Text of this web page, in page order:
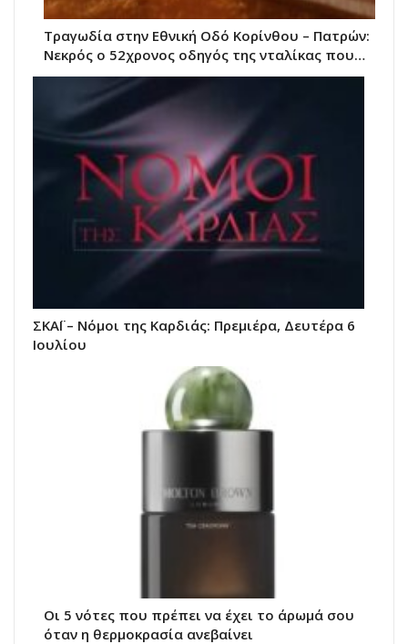
Τραγωδία στην Εθνική Οδό Κορίνθου – Πατρών:
Νεκρός ο 52χρονος οδηγός της νταλίκας που…
ΣΚΑΪ – Νόμοι της Καρδιάς: Πρεμιέρα, Δευτέρα 6
Ιουλίου
Οι 5 νότες που πρέπει να έχει το άρωμά σου
όταν η θερμοκρασία ανεβαίνει